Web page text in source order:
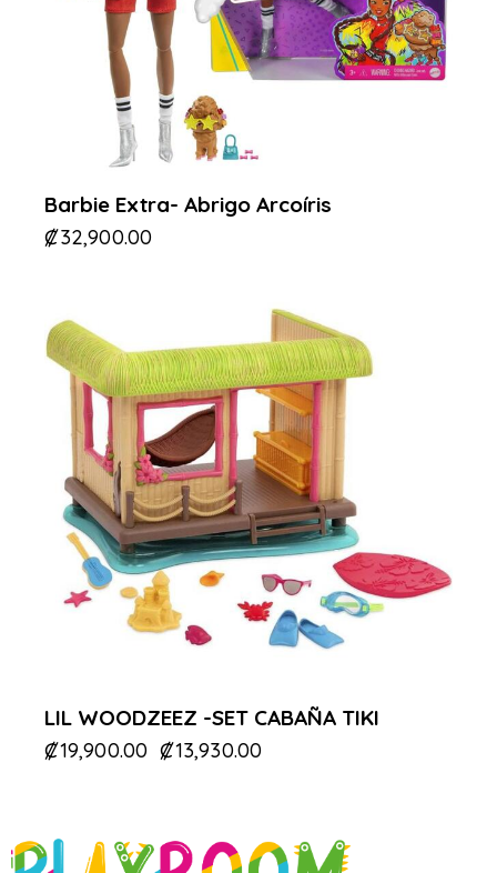
Barbie Extra- Abrigo Arcoíris
₡32,900.00
LIL WOODZEEZ -SET CABAÑA TIKI
₡19,900.00 ₡13,930.00